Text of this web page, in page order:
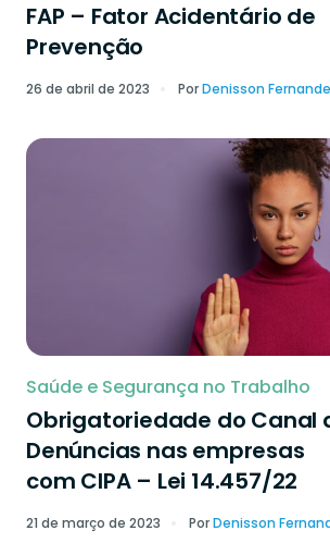
FAP – Fator Acidentário de
Prevenção
26 de abril de 2023 PorDenisson
Saúde e Segurança no Trabalho
Obrigatoriedade do Canal
Denúncias nas empresas
com CIPA – Lei 14.457/22
21 de março de 2023 PorDenisson